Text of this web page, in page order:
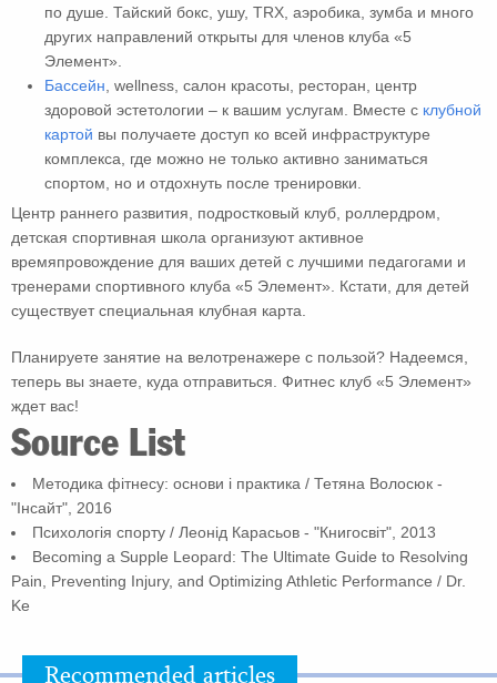
по душе. Тайский бокс, ушу, TRX, аэробика, зумба и много
других направлений открыты для членов клуба «5
Элемент».
Бассейн , wellness, салон красоты, ресторан, центр
здоровой эстетологии – к вашим услугам. Вместе с клубной
картой вы получаете доступ ко всей инфраструктуре
комплекса, где можно не только активно заниматься
спортом, но и отдохнуть после тренировки.
Центр раннего развития, подростковый клуб, роллердром,
детская спортивная школа организуют активное
времяпровождение для ваших детей с лучшими педагогами и
тренерами спортивного клуба «5 Элемент». Кстати, для детей
существует специальная клубная карта.
Планируете занятие на велотренажере с пользой? Надеемся,
теперь вы знаете, куда отправиться. Фитнес клуб «5 Элемент»
ждет вас!
Source List
Методика фітнесу: основи і практика / Тетяна Волосюк -
"Інсайт", 2016
Психологія спорту / Леонід Карасьов - "Книгосвіт", 2013
Becoming a Supple Leopard: The Ultimate Guide to Resolving
Pain, Preventing Injury, and Optimizing Athletic Performance / Dr.
Ke
Recommended articles